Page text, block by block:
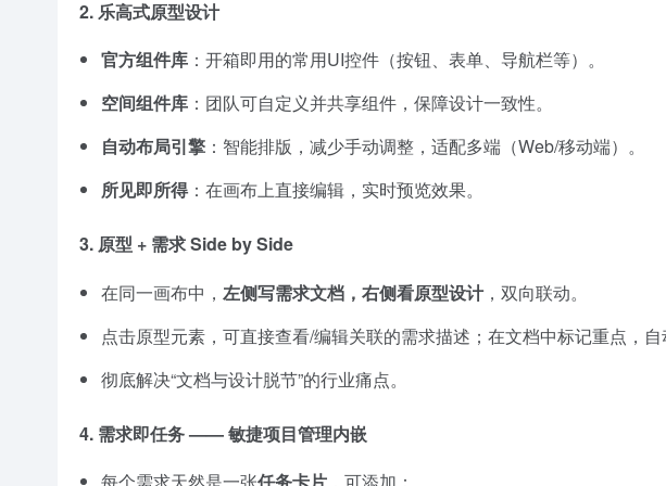
2.乐高式原型设计
官方组件库 ：开箱即用的常用UI控件（按钮、表单、导航栏等）。
空间组件库 ：团队可自定义并共享组件，保障设计一致性。
自动布局引擎 ：智能排版，减少手动调整，适配多端（Web/移动端）。
所见即所得：在画布上直接编辑，实时预览效果。
3. 原型 + 需求 Side by Side
在同一画布中， 左侧写需求文档，右侧看原型设计，双向联动。
点击原型元素，可直接查看/编辑关联的需求描述；在文档中标记重点，自
彻底解决“文档与设计脱节”的行业痛点。
4. 需求即任务 —— 敏捷项目管理内嵌
每个需求天然是一张任务卡片 ，可添加：